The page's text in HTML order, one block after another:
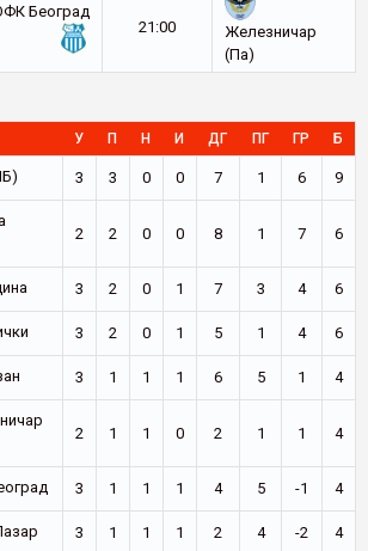
Београд
21:00
Железничар
(Па)
У П Н И ДГ ПГ ГР Б
3 3 0 0 7 1 6 9
2 2 0 0 8 1 7 6
3 2 0 1 7 3 4 6
3 2 0 1 5 1 4 6
3 1 1 1 6 5 1 4
2 1 1 0 2 1 1 4
3 1 1 1 4 5 -1 4
3 1 1 1 2 4 -2 4